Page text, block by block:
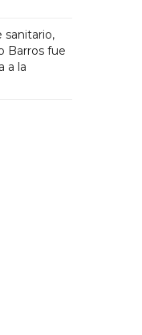
sanitario,
Barros fue
a la